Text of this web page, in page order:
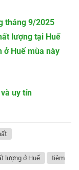
tháng 9/2025
lượng tại Huế
ở Huế mùa này
uy tín
lượng ở Huế tiêm